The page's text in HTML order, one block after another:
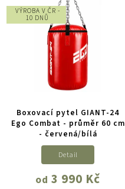
VÝROBA V ČR -
10 DNŮ
Boxovací pytel GIANT-24
Ego Combat - průměr 60 cm
- červená/bílá
od 3 990 Kč
Detail